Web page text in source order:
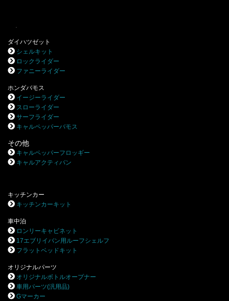
ダイハツゼット
シェルキット
ロックライダー
ファニーライダー
ホンダバモス
イージーライダー
スローライダー
サーフライダー
キャルペッパーバモス
その他
キャルペッパーフロッギー
キャルアクティバン
キッチンカー
キッチンカーキット
車中泊
ロンリーキャビネット
17エブリイバン用ルーフシェルフ
フラットベッドキット
オリジナルパーツ
オリジナルボトルオープナー
車用パーツ(汎用品)
Gマーカー